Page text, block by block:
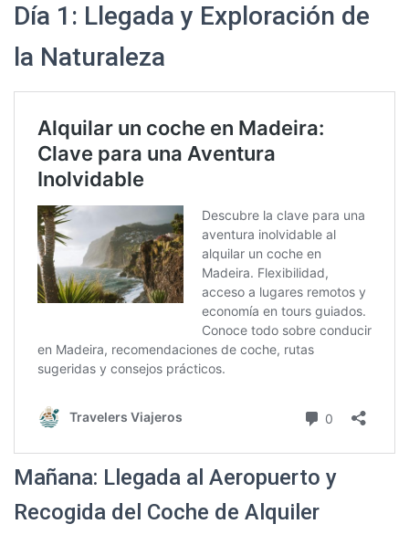
Día 1: Llegada y Exploración de
la Naturaleza
Mañana: Llegada al Aeropuerto y
Recogida del Coche de Alquiler